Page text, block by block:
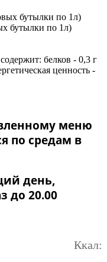
бутылки по 1л)
белков - 0,3 г
ценность -
меню
по средам в
день,
до 20.00
Ккал: